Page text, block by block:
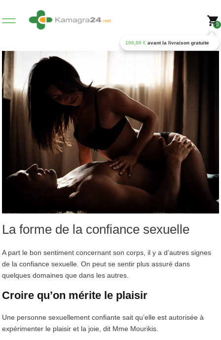
0
100,00 € avant la livraison gratuite
La forme de la confiance sexuelle
A part le bon sentiment concernant son corps, il y a d’autres signes
de la confiance sexuelle. On peut se sentir plus assuré dans
quelques domaines que dans les autres.
Croire qu’on mérite le plaisir
Une personne sexuellement confiante sait qu’elle est autorisée à
expérimenter le plaisir et la joie, dit Mme Mourikis.